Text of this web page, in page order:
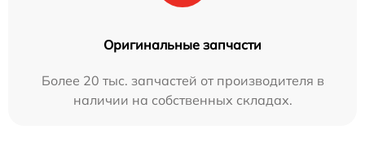
Оригинальные запчасти
Более 20 тыс. запчастей от производителя в
наличии на собственных складах.